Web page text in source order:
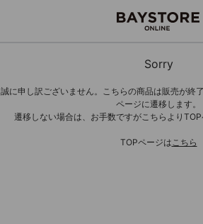
Sorry
誠に申し訳ございません。こちらの商品は販売が終
ページに遷移します。
遷移しない場合は、お手数ですがこちらよりTOP
TOPページはこちら